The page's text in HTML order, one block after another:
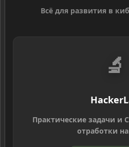
Всё для развития в
🔬
Практические задачи и
отработки